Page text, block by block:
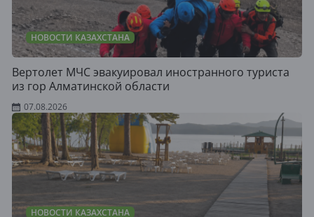
НОВОСТИ КАЗАХСТАНА
Вертолет МЧС эвакуировал иностранного туриста
из гор Алматинской области
07.08.2026
НОВОСТИ КАЗАХСТАНА